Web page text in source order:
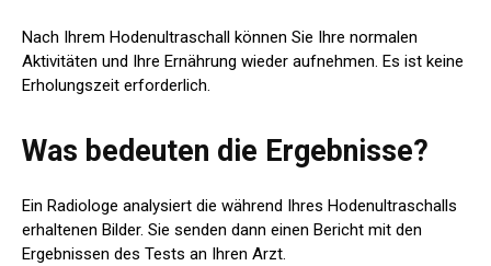
Nach Ihrem Hodenultraschall können Sie Ihre normalen
Aktivitäten und Ihre Ernährung wieder aufnehmen. Es ist keine
Erholungszeit erforderlich.
Was bedeuten die Ergebnisse?
Ein Radiologe analysiert die während Ihres Hodenultraschalls
erhaltenen Bilder. Sie senden dann einen Bericht mit den
Ergebnissen des Tests an Ihren Arzt.